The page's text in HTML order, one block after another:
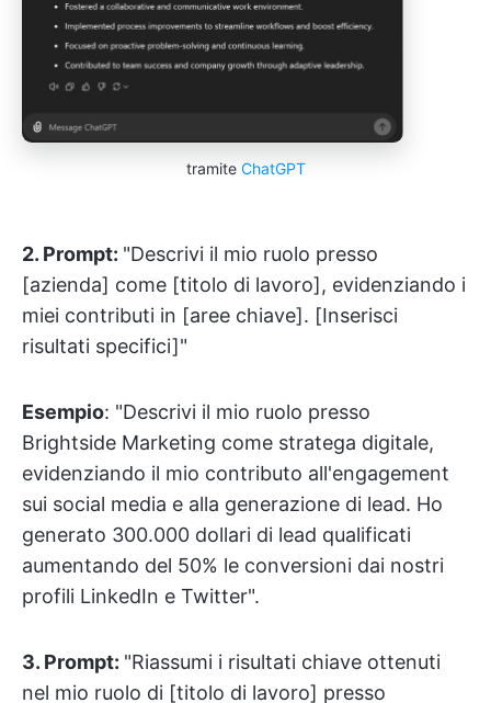
tramite ChatGPT
2. Prompt: "Descrivi il mio ruolo presso
[azienda] come [titolo di lavoro], evidenziando i
miei contributi in [aree chiave]. [Inserisci
risultati specifici]"
Esempio: "Descrivi il mio ruolo presso
Brightside Marketing come stratega digitale,
evidenziando il mio contributo all'engagement
sui social media e alla generazione di lead. Ho
generato 300.000 dollari di lead qualificati
aumentando del 50% le conversioni dai nostri
profili LinkedIn e Twitter".
3. Prompt: "Riassumi i risultati chiave ottenuti
nel mio ruolo di [titolo di lavoro] presso